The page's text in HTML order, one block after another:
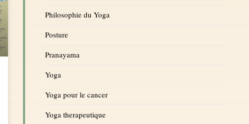
Philosophie du Yoga
Posture
Pranayama
Yoga
Yoga pour le cancer
Yoga therapeutique